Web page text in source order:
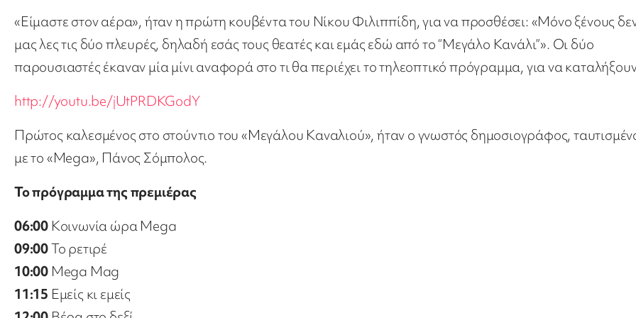
«Είμαστε στον αέρα», ήταν η πρώτη κουβέντα του Νίκου Φιλιππίδη, για να προσθέσει: «Μόνο ξένους
μας λες τις δύο πλευρές, δηλαδή εσάς τους θεατές και εμάς εδώ από το “Μεγάλο Κανάλι”». Οι δύο
παρουσιαστές έκαναν μία μίνι αναφορά στο τι θα περιέχει το τηλεοπτικό πρόγραμμα, για να
http://youtu.be/jUtPRDKGodY
Πρώτος καλεσμένος στο στούντιο του «Μεγάλου Καναλιού», ήταν ο γνωστός δημοσιογράφος,
με το «Mega», Πάνος Σόμπολος.
Το πρόγραμμα της πρεμιέρας
06:00 Κοινωνία ώρα Mega
09:00Το ρετιρέ
10:00 Mega Mag
11:15 Εμείς κι εμείς